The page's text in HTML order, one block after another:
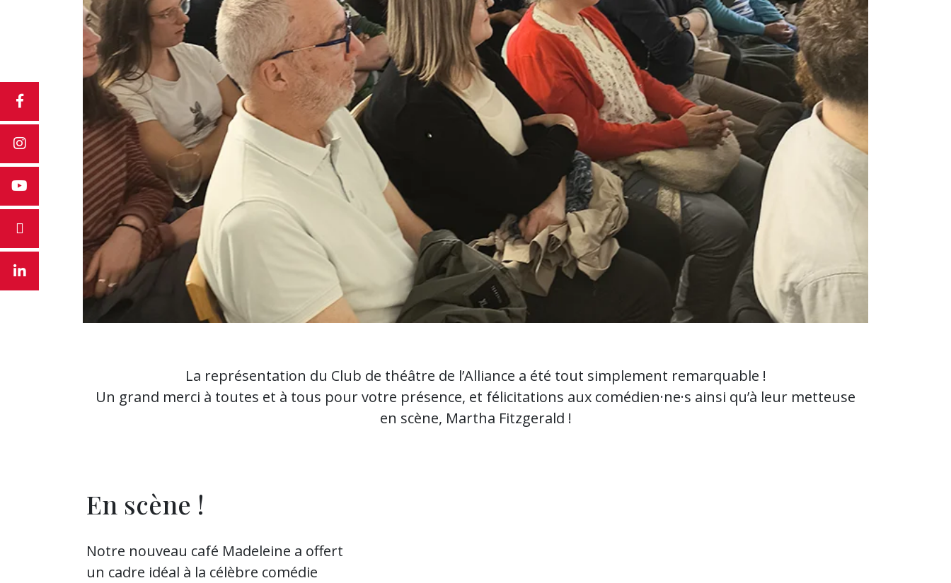
La représentation du Club de théâtre de l’Alliance a été tout simplement remarquable !
Un grand merci à toutes et à tous pour votre présence, et félicitations aux comédien·ne·s ainsi qu’à leur metteuse
en scène, Martha Fitzgerald !
En scène !
Notre nouveau café Madeleine a offert
un cadre idéal à la célèbre comédie